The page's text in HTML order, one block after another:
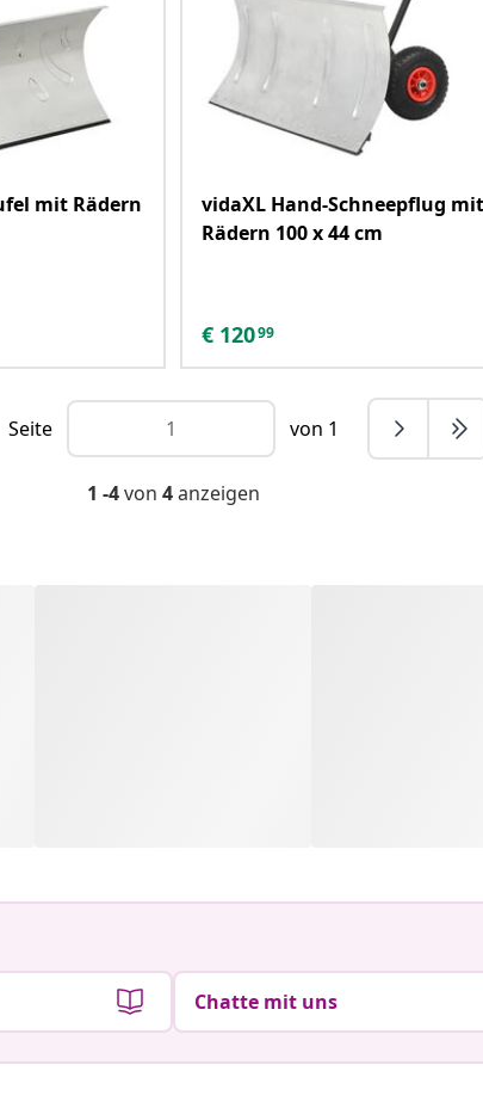
mit Rädern
vidaXL Hand-Schneepflug mit
Rädern 100 x 44 cm
€ 12099
Seite von 1
1 -4von 4anzeigen
Chatte mit uns